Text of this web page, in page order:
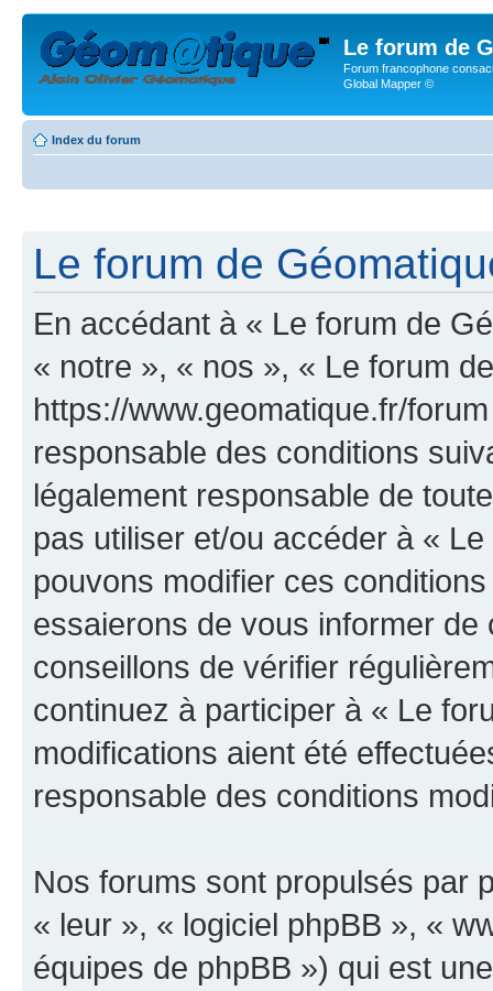
Le forum de
Forum francophone
Global Mapper ©
Index du forum
Le forum de
En accédant à « Le forum de
« notre », « nos », « Le forum
https://www.geomatique.fr/
responsable des conditions
légalement responsable de
pas utiliser et/ou accéder à «
pouvons modifier ces
essaierons de vous informer
conseillons de vérifier
continuez à participer à « Le
modifications aient été
responsable des conditions
Nos forums sont propulsés par
« leur », « logiciel phpBB », «
équipes de phpBB ») qui est